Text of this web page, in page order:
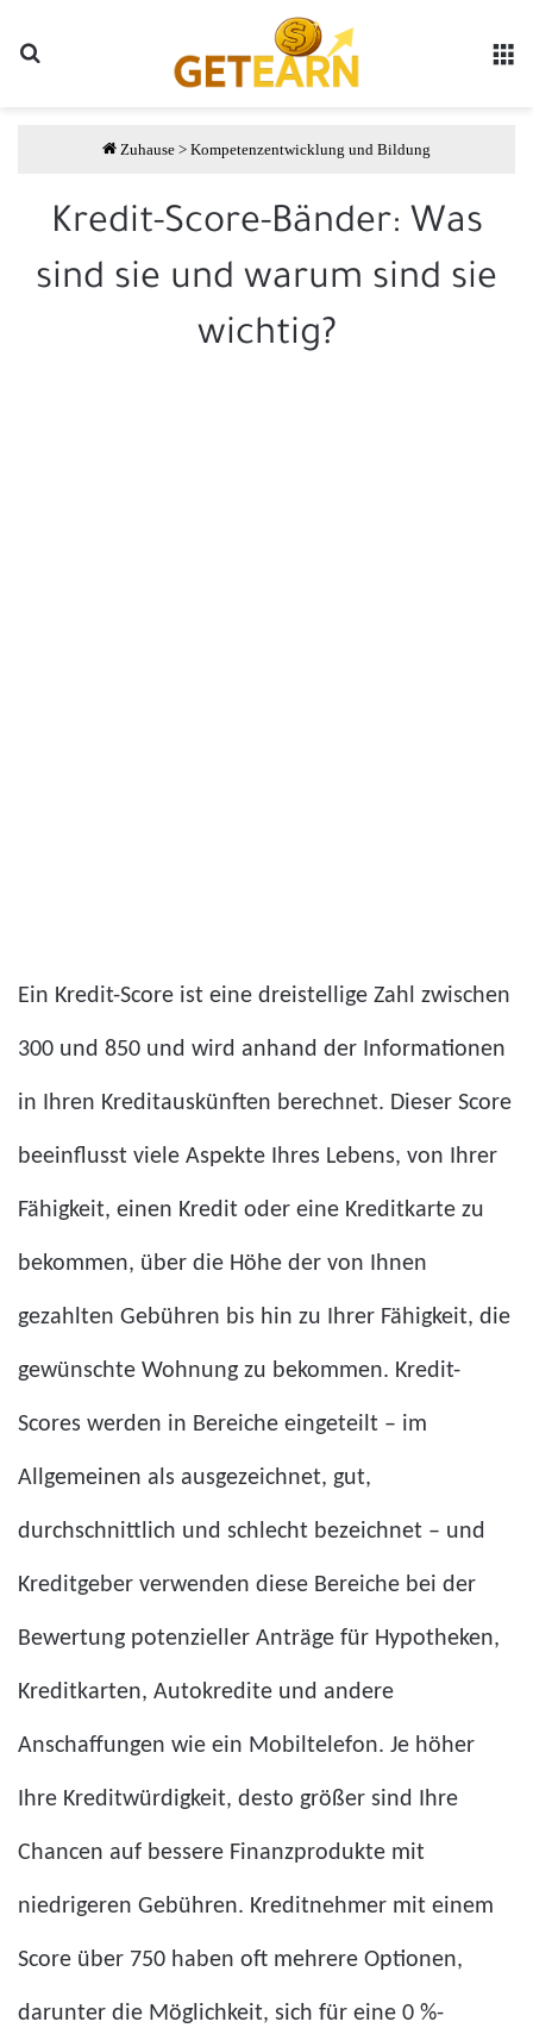
Zuhause > Kompetenzentwicklung und Bildung
Kredit-Score-Bänder: Was
sind sie und warum sind sie
wichtig?
Ein Kredit-Score ist eine dreistellige Zahl zwischen
300 und 850 und wird anhand der Informationen
in Ihren Kreditauskünften berechnet. Dieser Score
beeinflusst viele Aspekte Ihres Lebens, von Ihrer
Fähigkeit, einen Kredit oder eine Kreditkarte zu
bekommen, über die Höhe der von Ihnen
gezahlten Gebühren bis hin zu Ihrer Fähigkeit, die
gewünschte Wohnung zu bekommen. Kredit-
Scores werden in Bereiche eingeteilt – im
Allgemeinen als ausgezeichnet, gut,
durchschnittlich und schlecht bezeichnet – und
Kreditgeber verwenden diese Bereiche bei der
Bewertung potenzieller Anträge für Hypotheken,
Kreditkarten, Autokredite und andere
Anschaffungen wie ein Mobiltelefon. Je höher
Ihre Kreditwürdigkeit, desto größer sind Ihre
Chancen auf bessere Finanzprodukte mit
niedrigeren Gebühren. Kreditnehmer mit einem
Score über 750 haben oft mehrere Optionen,
darunter die Möglichkeit, sich für eine 0 %-